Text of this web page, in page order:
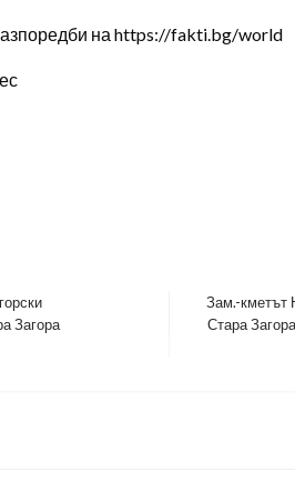
на https://fakti.bg/world
Загора
Next
Зам.-кметът
Стара